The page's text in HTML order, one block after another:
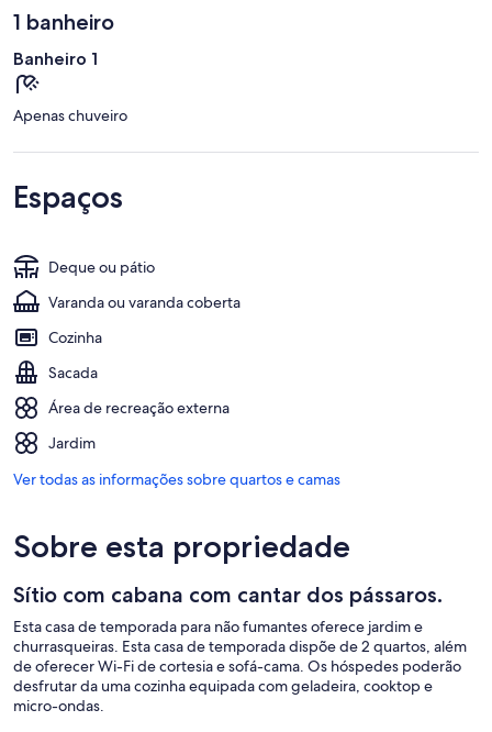
1 banheiro
Banheiro 1
Apenas chuveiro
Espaços
Deque ou pátio
Varanda ou varanda coberta
Cozinha
Sacada
Área de recreação externa
Jardim
Ver todas as informações sobre quartos e camas
Sobre esta propriedade
Sítio com cabana com cantar dos pássaros.
Esta casa de temporada para não fumantes oferece jardim e
churrasqueiras. Esta casa de temporada dispõe de 2 quartos, além
de oferecer Wi-Fi de cortesia e sofá-cama. Os hóspedes poderão
desfrutar da uma cozinha equipada com geladeira, cooktop e
micro-ondas.